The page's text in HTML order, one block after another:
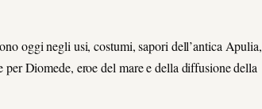
oggi negli usi, costumi, sapori dell’antica Apulia,
Diomede, eroe del mare e della diffusione della